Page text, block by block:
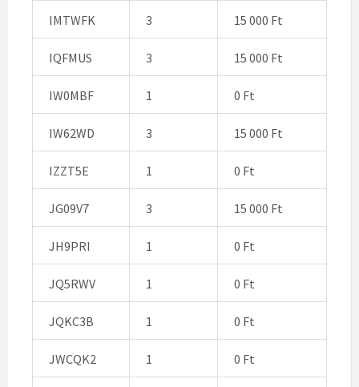
IMTWFK 3 15 000 Ft
IQFMUS 3 15 000 Ft
IW0MBF 1 0 Ft
IW62WD 3 15 000 Ft
IZZT5E 1 0 Ft
JG09V7 3 15 000 Ft
JH9PRI 1 0 Ft
JQ5RWV 1 0 Ft
JQKC3B 1 0 Ft
JWCQK2 1 0 Ft